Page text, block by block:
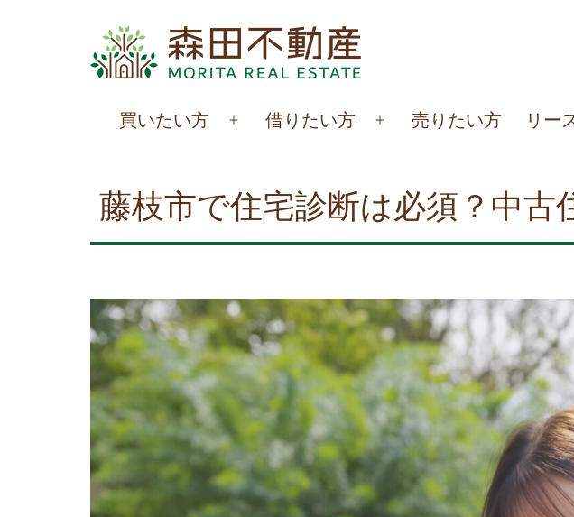
動
産
買いたい方
ュ
ー
を
く
借りたい方
ー
を
く
売りたい方 リー
藤枝市で住宅診断は必須？中古